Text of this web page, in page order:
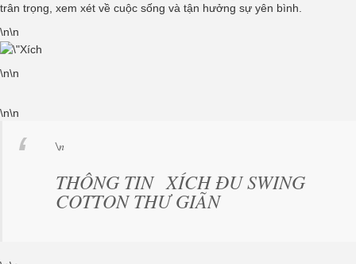
trân trọng, xem xét về cuộc sống và tận hưởng sự yên bình.
\n\n
\n\n
\n\n
\n
THÔNG TIN XÍCH ĐU SWING
COTTON THƯ GIÃN